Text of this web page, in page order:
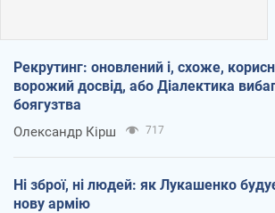
Рекрутинг: оновлений і, схоже,
ворожий досвід, або Діалектика
боягузтва
Олександр Кірш 717
Ні зброї, ні людей: як Лукашенко
нову армію